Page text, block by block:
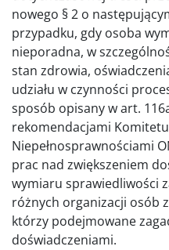
nowego § 2 o
przypadku, gdy osoba
nieporadna, w
stan zdrowia,
udziału w czynności
sposób opisany w art.
rekomendacjami
Niepełnosprawnościami
prac nad zwiększeniem
wymiaru sprawiedliwości
różnych organizacji osób
którzy podejmowane
doświadczeniami.